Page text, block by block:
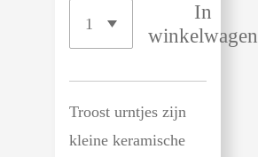
In
winkelwagen
Troost urntjes zijn
kleine keramische